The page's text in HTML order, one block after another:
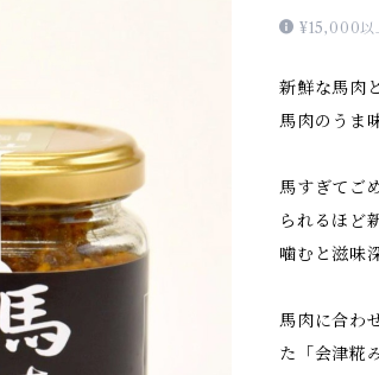
¥15,000以
新鮮な馬肉
馬肉のうま
馬すぎてご
られるほど
噛むと滋味
馬肉に合わ
た「会津糀